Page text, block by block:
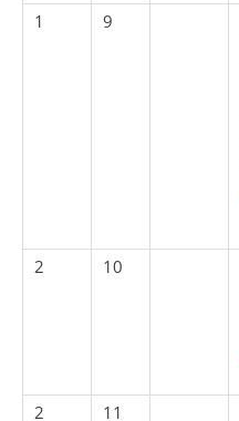
1
9
2
10
2 11